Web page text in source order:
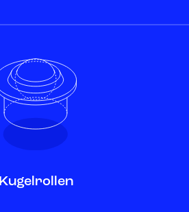
Kugelrollen